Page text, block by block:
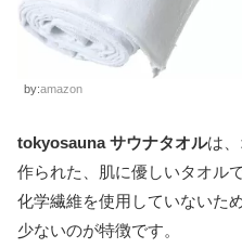
by:amazon
tokyosauna サウナタオルは
作られた、肌に優しいタオルで
化学繊維を使用していないた
少ないのが特徴です。